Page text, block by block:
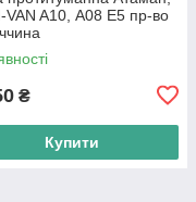
VAN A10, А08 Е5 пр-во
₴
Купити